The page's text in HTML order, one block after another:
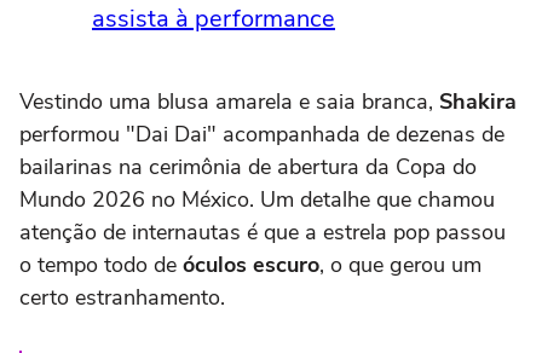
assista à performance
Vestindo uma blusa amarela e saia branca, Shakira
performou "Dai Dai" acompanhada de dezenas de
bailarinas na cerimônia de abertura da Copa do
Mundo 2026 no México. Um detalhe que chamou
atenção de internautas é que a estrela pop passou
o tempo todo de óculos escuro, o que gerou um
certo estranhamento.